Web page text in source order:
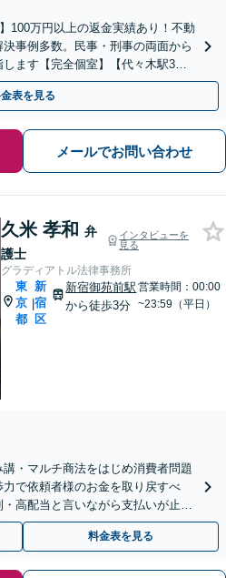
100万円以上の返金実績あり！不動
事例多数。民事・刑事の両面から
ます【完全個室】【代々木駅3
表を見る
メールでお問い合わせ
久米 孝和 弁
護士
インタビューを
見る
グラディアトル法律事務所
東
京
都
|
新
宿
区
新宿御苑前駅
から徒歩3分
営業時間：00:00
~23:59（平日）
講・マルチ商法をはじめ消費者問題
で依頼者様のお金を取り戻すべ
高配当と言いながら支払いが止ま
。
料金表を見る